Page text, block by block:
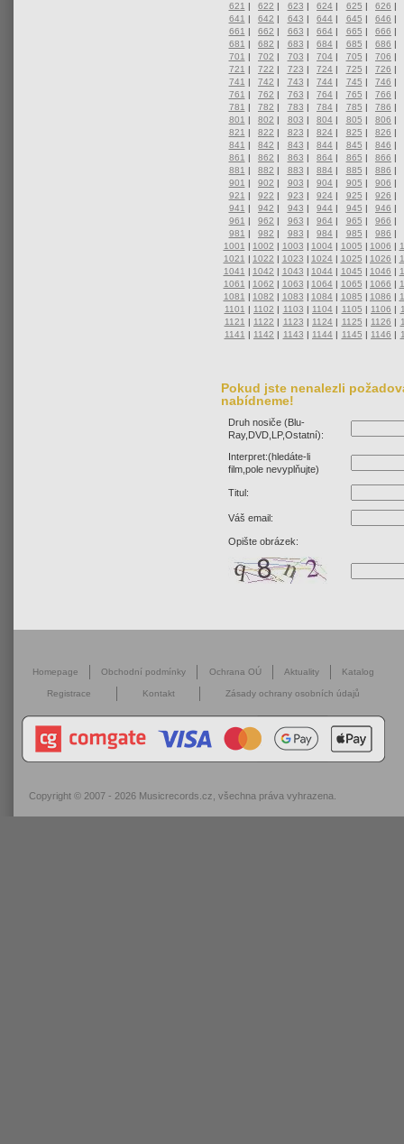
621 | 622 | 623 | 624 | 625 | 626 |
641 | 642 | 643 | 644 | 645 | 646 |
661 | 662 | 663 | 664 | 665 | 666 |
681 | 682 | 683 | 684 | 685 | 686 |
701 | 702 | 703 | 704 | 705 | 706 |
721 | 722 | 723 | 724 | 725 | 726 |
741 | 742 | 743 | 744 | 745 | 746 |
761 | 762 | 763 | 764 | 765 | 766 |
781 | 782 | 783 | 784 | 785 | 786 |
801 | 802 | 803 | 804 | 805 | 806 |
821 | 822 | 823 | 824 | 825 | 826 |
841 | 842 | 843 | 844 | 845 | 846 |
861 | 862 | 863 | 864 | 865 | 866 |
881 | 882 | 883 | 884 | 885 | 886 |
901 | 902 | 903 | 904 | 905 | 906 |
921 | 922 | 923 | 924 | 925 | 926 |
941 | 942 | 943 | 944 | 945 | 946 |
961 | 962 | 963 | 964 | 965 | 966 |
981 | 982 | 983 | 984 | 985 | 986 |
1001 | 1002 | 1003 | 1004 | 1005 | 1006 |
1021 | 1022 | 1023 | 1024 | 1025 | 1026 |
1041 | 1042 | 1043 | 1044 | 1045 | 1046 |
1061 | 1062 | 1063 | 1064 | 1065 | 1066 |
1081 | 1082 | 1083 | 1084 | 1085 | 1086 |
1101 | 1102 | 1103 | 1104 | 1105 | 1106 |
1121 | 1122 | 1123 | 1124 | 1125 | 1126 |
1141 | 1142 | 1143 | 1144 | 1145 | 1146 |
Pokud jste nenalezli
nabídneme!
Druh nosiče (Blu-
Ray,DVD,LP,Ostatní):
Interpret:(hledáte-li
film,pole nevyplňujte)
Titul:
Váš email:
Opište obrázek:
Homepage Obchodní podmínky Ochrana OÚ Aktuality Katalog
Registrace Kontakt Zásady ochrany osobních údajů
Copyright © 2007 - 2026 Musicrecords.cz , všechna práva vyhrazena.